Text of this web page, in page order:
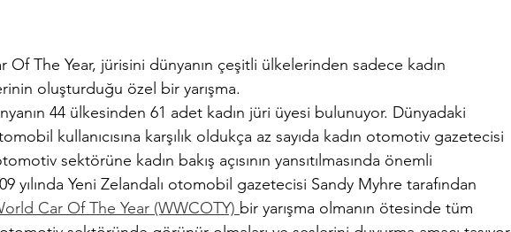
The Year, jürisini dünyanın çeşitli ülkelerinden sadece kadın
oluşturduğu özel bir yarışma.
44 ülkesinden 61 adet kadın jüri üyesi bulunuyor. Dünyadaki
kullanıcısına karşılık oldukça az sayıda kadın otomotiv gazetecisi
sektörüne kadın bakış açısının yansıtılmasında önemli
yılında Yeni Zelandalı otomobil gazetecisi Sandy Myhre tarafından
Car Of The Year (WWCOTY) bir yarışma olmanın ötesinde tüm